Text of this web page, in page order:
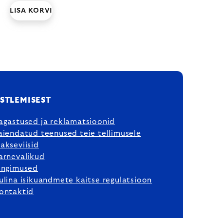
LISA KORVI
ja reklamatsioonid
teenused teie tellimusele
isikuandmete kaitse regulatsioon